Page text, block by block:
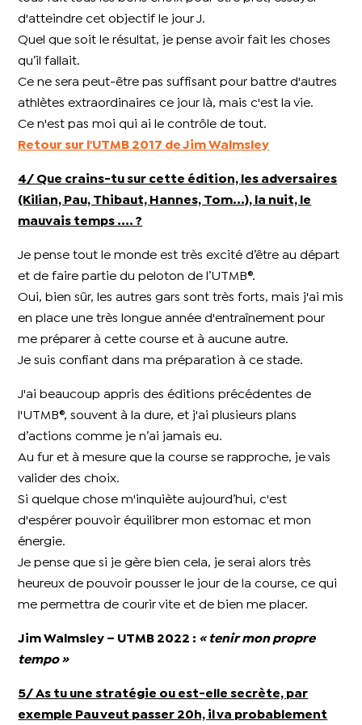
d'atteindre cet objectif le jour J.
Quel que soit le résultat, je pense avoir fait les choses
qu’il fallait.
Ce ne sera peut-être pas suffisant pour battre d'autres
athlètes extraordinaires ce jour là, mais c'est la vie.
Ce n'est pas moi qui ai le contrôle de tout.
Retour sur l'UTMB 2017 de Jim Walmsley
4/ Que crains-tu sur cette édition, les adversaires
(Kilian, Pau, Thibaut, Hannes, Tom...), la nuit, le
mauvais temps .... ?
Je pense tout le monde est très excité d’être au départ
et de faire partie du peloton de l’UTMB®.
Oui, bien sûr, les autres gars sont très forts, mais j'ai mis
en place une très longue année d'entraînement pour
me préparer à cette course et à aucune autre.
Je suis confiant dans ma préparation à ce stade.
J'ai beaucoup appris des éditions précédentes de
l'UTMB®, souvent à la dure, et j'ai plusieurs plans
d’actions comme je n’ai jamais eu.
Au fur et à mesure que la course se rapproche, je vais
valider des choix.
Si quelque chose m'inquiète aujourd’hui, c'est
d'espérer pouvoir équilibrer mon estomac et mon
énergie.
Je pense que si je gère bien cela, je serai alors très
heureux de pouvoir pousser le jour de la course, ce qui
me permettra de courir vite et de bien me placer.
Jim Walmsley – UTMB 2022 : « tenir mon propre
tempo »
5/ As tu une stratégie ou est-elle secrète, par
exemple Pau veut passer 20h, il va probablement